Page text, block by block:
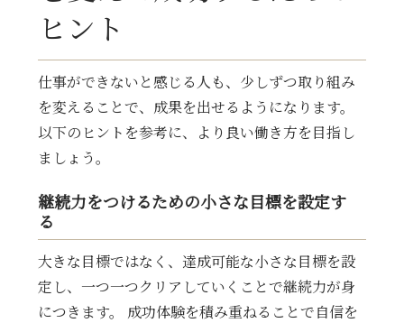
ヒント
仕事ができないと感じる人も、少しずつ取り組み
を変えることで、成果を出せるようになります。
以下のヒントを参考に、より良い働き方を目指し
ましょう。
継続力をつけるための小さな目標を設定す
る
大きな目標ではなく、達成可能な小さな目標を設
定し、一つ一つクリアしていくことで継続力が身
につきます。 成功体験を積み重ねることで自信を